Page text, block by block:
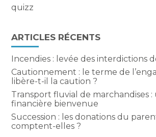
quizz
ARTICLES RÉCENTS
Incendies : levée des interdictions
Cautionnement : le terme de
libère-t-il la caution ?
Transport fluvial de marchandises :
financière bienvenue
Succession : les donations du
comptent-elles ?